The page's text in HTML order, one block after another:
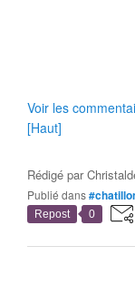
Voir les
[Haut]
Rédigé par
Publié dans
Repost 0